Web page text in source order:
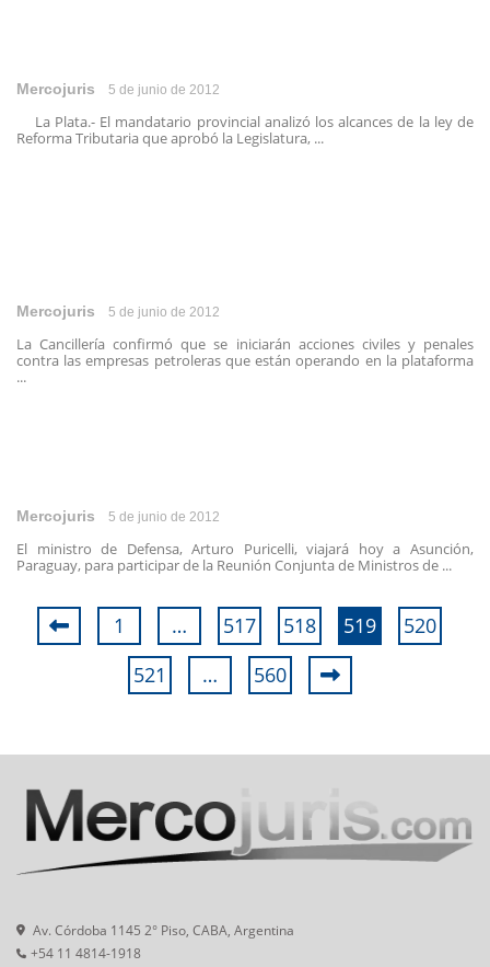
Mercojuris 5 de junio de 2012
La Plata.- El mandatario provincial analizó los alcances de la ley de
Reforma Tributaria que aprobó la Legislatura, ...
Mercojuris 5 de junio de 2012
La Cancillería confirmó que se iniciarán acciones civiles y penales
contra las empresas petroleras que están operando en la plataforma
...
Mercojuris 5 de junio de 2012
El ministro de Defensa, Arturo Puricelli, viajará hoy a Asunción,
Paraguay, para participar de la Reunión Conjunta de Ministros de ...
1 … 517 518 519
520
521
… 560
Av. Córdoba 1145 2° Piso, CABA, Argentina
+54 11 4814-1918